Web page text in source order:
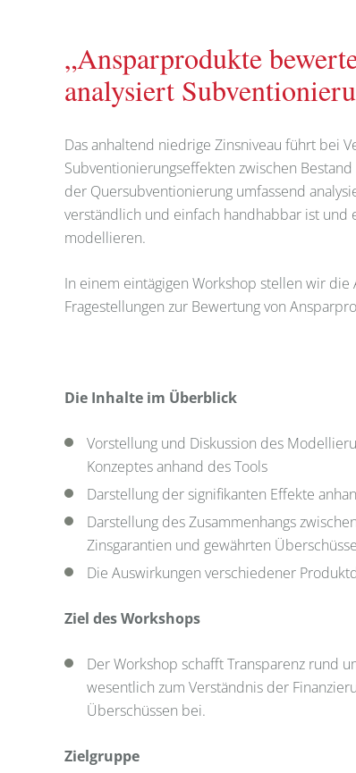
„Ansparprodukte
analysiert
Das anhaltend niedrige Zinsniveau führt bei
Subventionierungseffekten zwischen
der Quersubventionierung umfassend
verständlich und einfach handhabbar ist
modellieren.
In einem eintägigen Workshop stellen wir
Fragestellungen zur Bewertung von
Die Inhalte im Überblick
Vorstellung und Diskussion des
Konzeptes anhand des Tools
Darstellung der signifikanten Effekte
Darstellung des Zusammenhangs
Zinsgarantien und gewährten
Die Auswirkungen verschiedener
Ziel des Workshops
Der Workshop schafft Transparenz rund
wesentlich zum Verständnis der
Überschüssen bei.
Zielgruppe